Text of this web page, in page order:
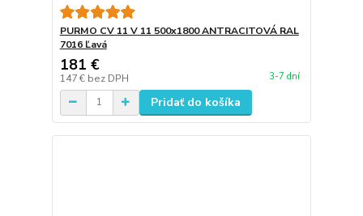
PURMO CV 11 V 11 500x1800 ANTRACITOVÁ RAL
7016 Ľavá
181 €
147 € bez DPH 3-7 dní
Pridať do košíka